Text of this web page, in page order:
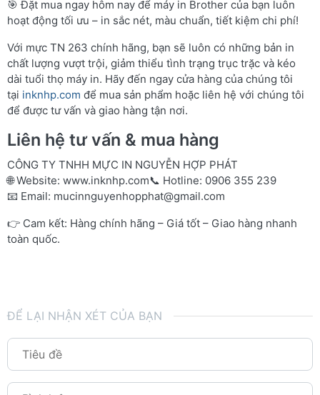
🎯 Đặt mua ngay hôm nay để máy in Brother của bạn luôn
hoạt động tối ưu – in sắc nét, màu chuẩn, tiết kiệm chi phí!
Với mực TN 263 chính hãng, bạn sẽ luôn có những bản in
chất lượng vượt trội, giảm thiểu tình trạng trục trặc và kéo
dài tuổi thọ máy in. Hãy đến ngay cửa hàng của chúng tôi
tại inknhp.com để mua sản phẩm hoặc liên hệ với chúng tôi
để được tư vấn và giao hàng tận nơi.
Liên hệ tư vấn & mua hàng
CÔNG TY TNHH MỰC IN NGUYỄN HỢP PHÁT
🌐 Website: www.inknhp.com📞 Hotline: 0906 355 239
📧 Email: mucinnguyenhopphat@gmail.com
👉 Cam kết: Hàng chính hãng – Giá tốt – Giao hàng nhanh
toàn quốc.
ĐỂ LẠI NHẬN XÉT CỦA BẠN